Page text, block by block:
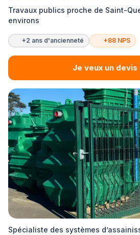
Travaux publics proche de Saint-
environs
+2 ans d'ancienneté +88 NPS
Je veux un
Spécialiste des systèmes